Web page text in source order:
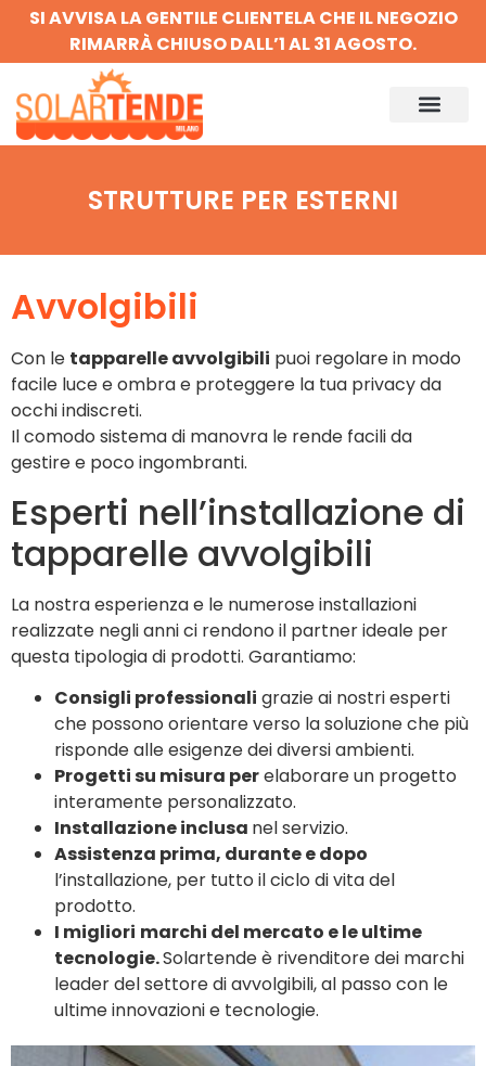
SI AVVISA LA GENTILE CLIENTELA CHE IL NEGOZIO
RIMARRÀ CHIUSO DALL’1 AL 31 AGOSTO.
STRUTTURE PER ESTERNI
Avvolgibili
Con le tapparelle avvolgibili puoi regolare in modo
facile luce e ombra e proteggere la tua privacy da
occhi indiscreti.
Il comodo sistema di manovra le rende facili da
gestire e poco ingombranti.
Esperti nell’installazione di
tapparelle avvolgibili
La nostra esperienza e le numerose installazioni
realizzate negli anni ci rendono il partner ideale per
questa tipologia di prodotti. Garantiamo:
Consigli professionali grazie ai nostri esperti
che possono orientare verso la soluzione che più
risponde alle esigenze dei diversi ambienti.
Progetti su misura perelaborare un progetto
interamente personalizzato.
Installazione inclusa nel servizio.
Assistenza prima, durante e dopo
l’installazione, per tutto il ciclo di vita del
prodotto.
I migliori marchi del mercato e le ultime
tecnologie.Solartende è rivenditore dei marchi
leader del settore di avvolgibili, al passo con le
ultime innovazioni e tecnologie.